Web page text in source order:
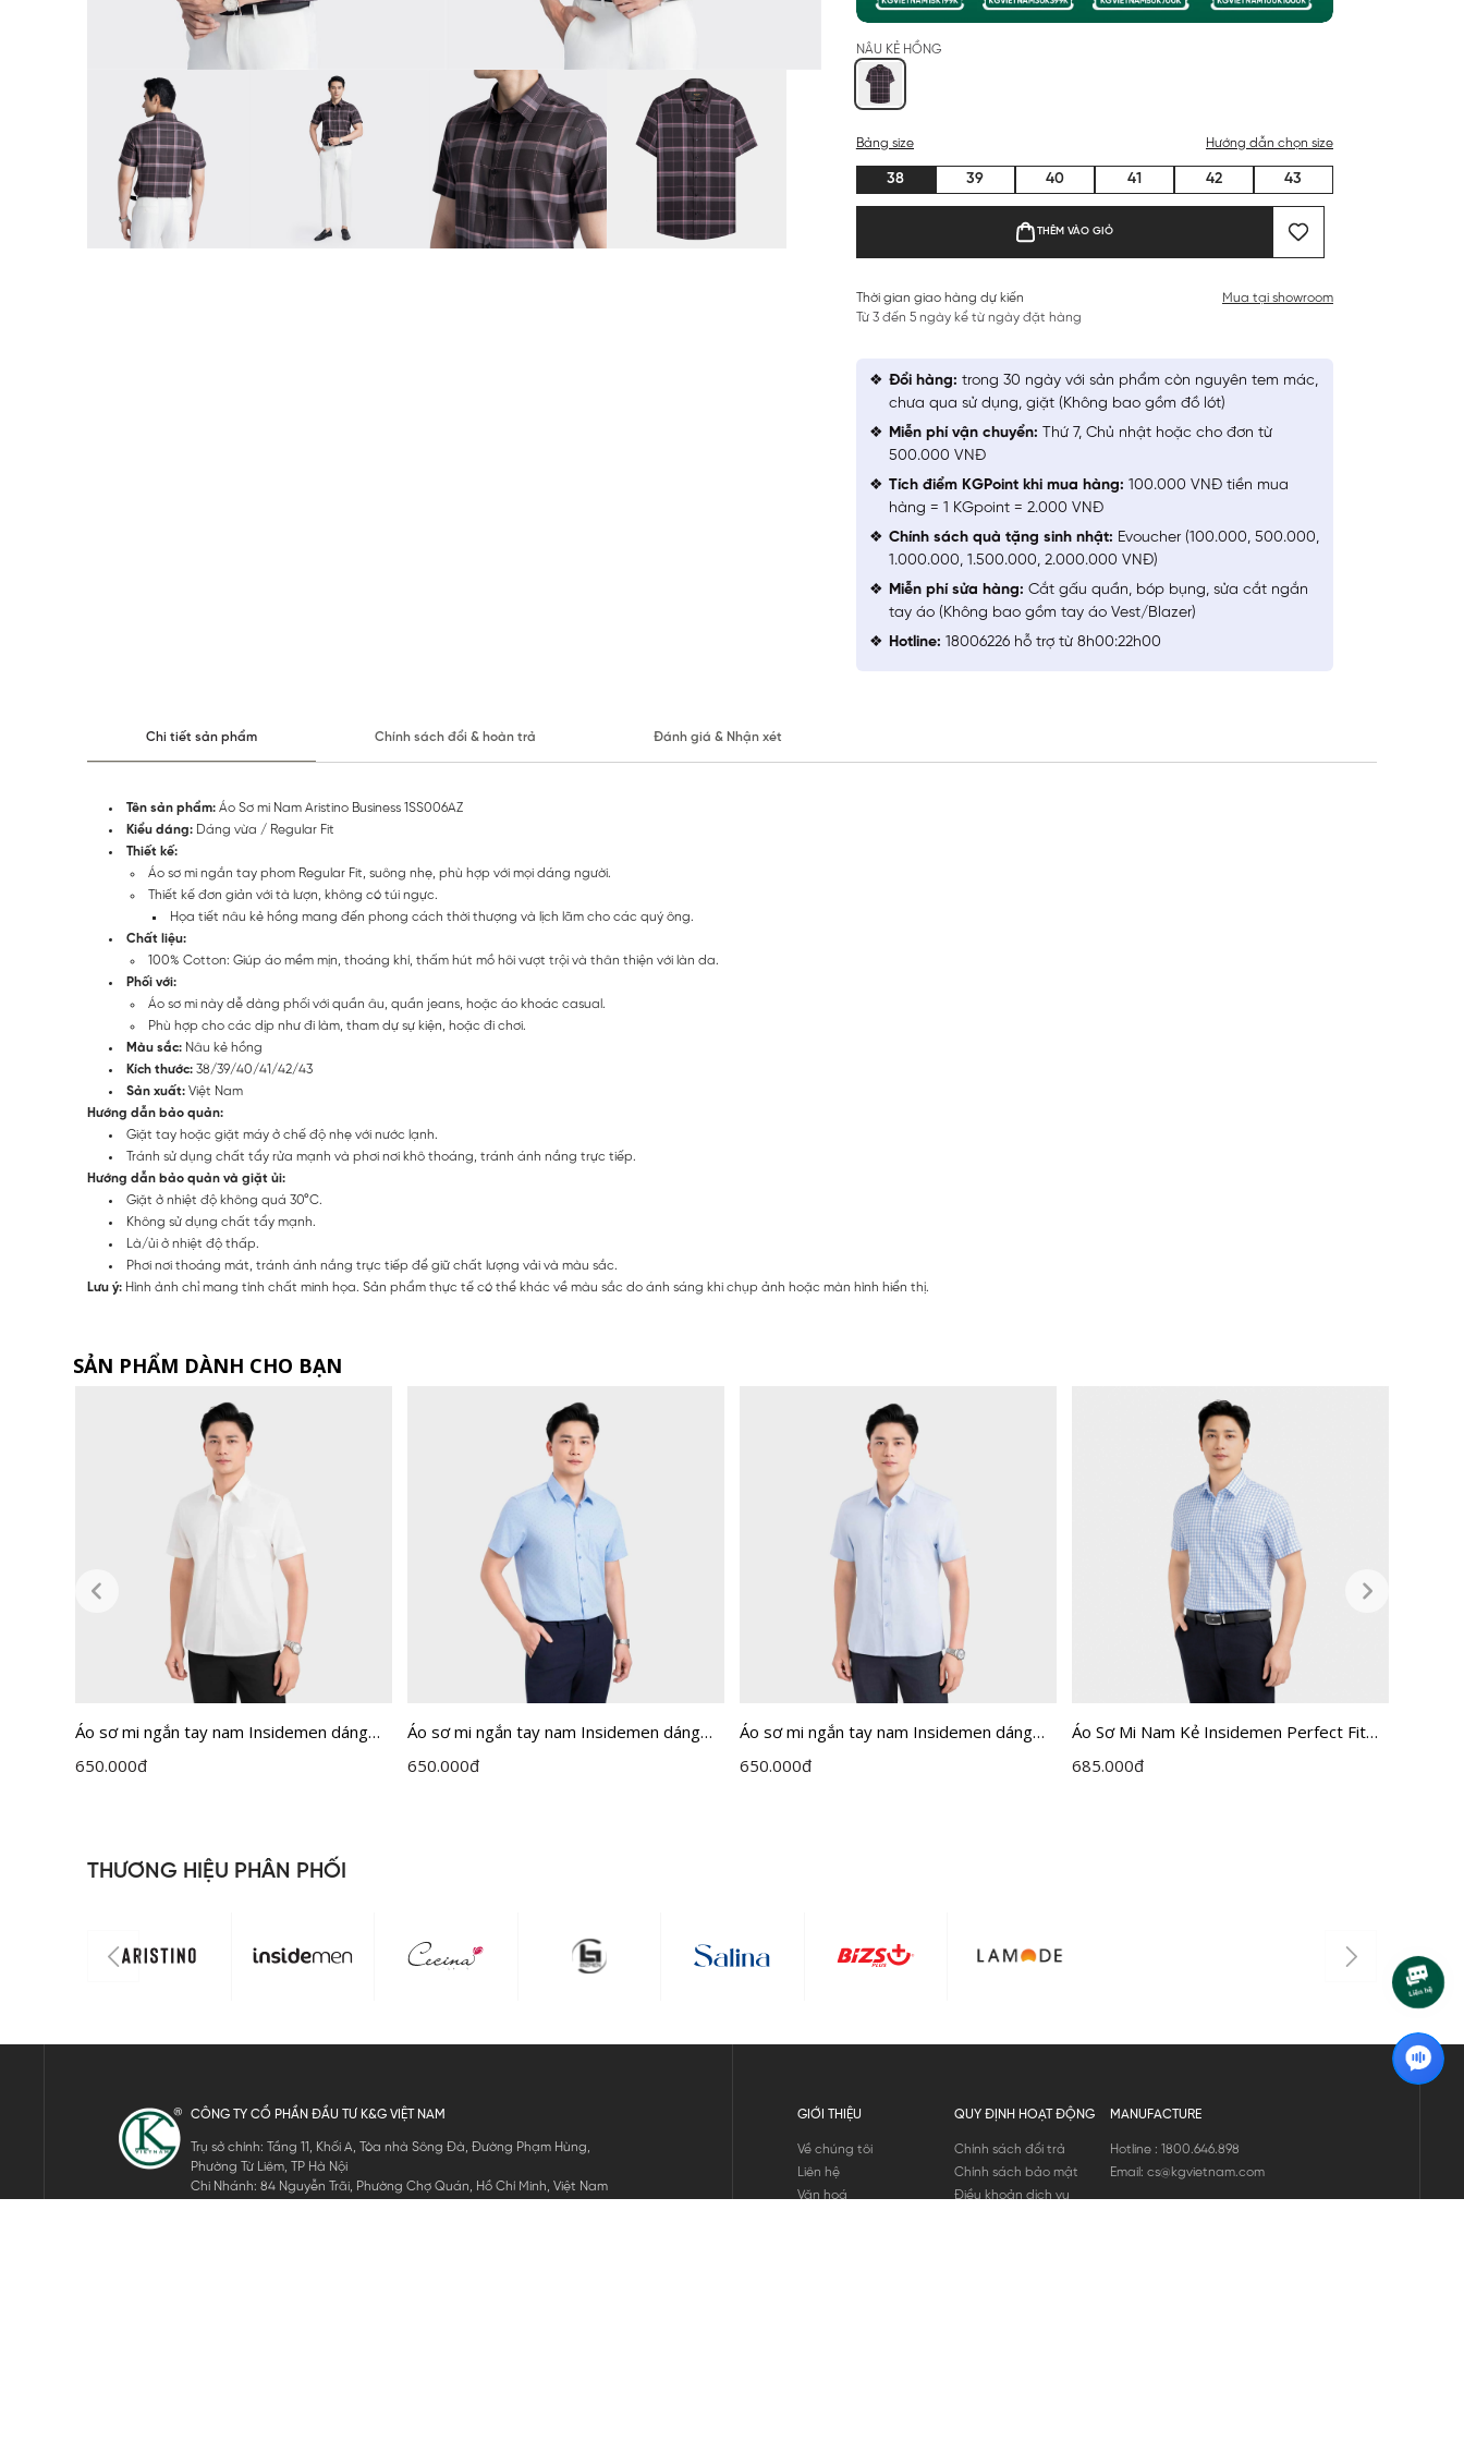
NÂU KẺ HỒNG
Bảng size Hướng dẫn chọn size
38 39 40 41 42 43
THÊM VÀO GIỎ
Thời gian giao hàng dự kiến
Từ 3 đến 5 ngày kể từ ngày đặt hàng
Mua tại showroom
Đổi hàng: trong 30 ngày với sản phẩm còn nguyên tem mác,
chưa qua sử dụng, giặt (Không bao gồm đồ lót)
Miễn phí vận chuyển: Thứ 7, Chủ nhật hoặc cho đơn từ
500.000 VNĐ
Tích điểm KGPoint khi mua hàng: 100.000 VNĐ tiền mua
hàng = 1 KGpoint = 2.000 VNĐ
Chính sách quà tặng sinh nhật: Evoucher (100.000, 500.000,
1.000.000, 1.500.000, 2.000.000 VNĐ)
Miễn phí sửa hàng: Cắt gấu quần, bóp bụng, sửa cắt ngắn
tay áo (Không bao gồm tay áo Vest/Blazer)
Hotline: 18006226 hỗ trợ từ 8h00:22h00
Chi tiết sản phẩm Chính sách đổi & hoàn trả Đánh giá & Nhận xét
Tên sản phẩm: Áo Sơ mi Nam Aristino Business 1SS006AZ
Kiểu dáng: Dáng vừa / Regular Fit
Thiết kế:
Áo sơ mi ngắn tay phom Regular Fit, suông nhẹ, phù hợp với mọi dáng người.
Thiết kế đơn giản với tà lượn, không có túi ngực.
Họa tiết nâu kẻ hồng mang đến phong cách thời thượng và lịch lãm cho các quý ông.
Chất liệu:
100% Cotton: Giúp áo mềm mịn, thoáng khí, thấm hút mồ hôi vượt trội và thân thiện với làn da.
Phối với:
Áo sơ mi này dễ dàng phối với quần âu, quần jeans, hoặc áo khoác casual.
Phù hợp cho các dịp như đi làm, tham dự sự kiện, hoặc đi chơi.
Màu sắc: Nâu kẻ hồng
Kích thước: 38/39/40/41/42/43
Sản xuất: Việt Nam
Hướng dẫn bảo quản:
Giặt tay hoặc giặt máy ở chế độ nhẹ với nước lạnh.
Tránh sử dụng chất tẩy rửa mạnh và phơi nơi khô thoáng, tránh ánh nắng trực tiếp.
Hướng dẫn bảo quản và giặt ủi:
Giặt ở nhiệt độ không quá 30°C.
Không sử dụng chất tẩy mạnh.
Là/ủi ở nhiệt độ thấp.
Phơi nơi thoáng mát, tránh ánh nắng trực tiếp để giữ chất lượng vải và màu sắc.
Lưu ý: Hình ảnh chỉ mang tính chất minh họa. Sản phẩm thực tế có thể khác về màu sắc do ánh sáng khi chụp ảnh hoặc màn hình hiển thị.
SẢN PHẨM DÀNH CHO BẠN
Áo sơ mi ngắn tay nam Insidemen dáng
Perfect Fit ISS301MAH0
650.000đ
Áo sơ mi ngắn tay nam Insidemen dáng
Perfect Fit ISS303MAH0
650.000đ
Áo sơ mi ngắn tay nam Insidemen dáng
Perfect Fit ISS302MAH0
650.000đ
Áo Sơ Mi Nam Kẻ Insidemen Perfect Fit
ISS063FAH0
685.000đ
THƯƠNG HIỆU PHÂN PHỐI
CÔNG TY CỔ PHẦN ĐẦU TƯ K&G VIỆT NAM
Trụ sở chính: Tầng 11, Khối A, Tòa nhà Sông Đà, Đường Phạm Hùng,
Phường Từ Liêm, TP Hà Nội
Chi Nhánh: 84 Nguyễn Trãi, Phường Chợ Quán, Hồ Chí Minh, Việt Nam
GIỚI THIỆU
Về chúng tôi
Liên hệ
Văn hoá
QUY ĐỊNH HOẠT ĐỘNG
Chính sách đổi trả
Chính sách bảo mật
Điều khoản dịch vụ
MANUFACTURE
Hotline : 1800.646.898
Email: cs@kgvietnam.com